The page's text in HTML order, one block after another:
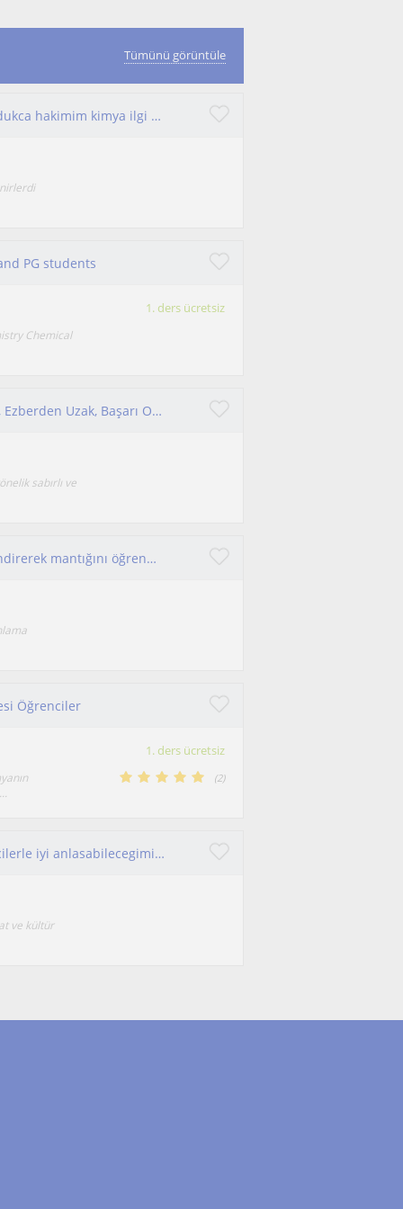
Tümünü görüntüle
yks surecinden yeni ciktim ve yks derslerine oldukca hakimim kimya ilgi alanim ogretmek cok hosuma gidiyor. yks sinavi icin
PG students
1. ders ücretsiz
Chemical
Gazi Üniversitesi Kimya Bölümü Üçüncüsüyüm, Ezberden Uzak, Başarı Odaklı Kimya Dersi Veriyorum
sabırlı ve
Kimyayı ezberletmeden, günlük hayatla ilişkilendirerek mantığını öğrenmek isteyen herkese yardımcı olmaktan mutluluk duyarım!
Öğrenciler
1. ders ücretsiz
(2)
Eğlence bir insanım. Ortaokul çağındaki öğrencilerle iyi anlasabilecegimi dusunuyorum
ve kültür